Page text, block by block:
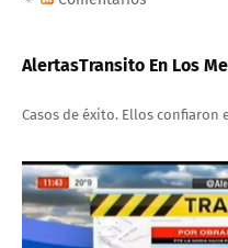
AlertasTransito En Los
Casos de éxito. Ellos confiaron